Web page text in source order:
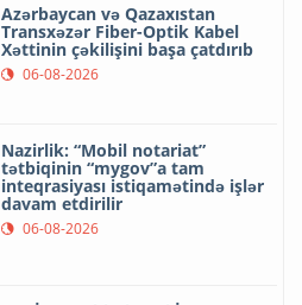
Azərbaycan və Qazaxıstan
Transxəzər Fiber-Optik Kabel
Xəttinin çəkilişini başa çatdırıb
06-08-2026
Nazirlik: “Mobil notariat”
tətbiqinin “mygov”a tam
inteqrasiyası istiqamətində işlər
davam etdirilir
06-08-2026